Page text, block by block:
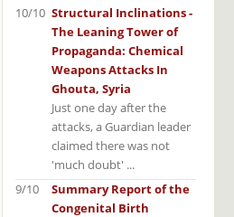
Structural Inclinations -
The Leaning Tower of
Propaganda: Chemical
Weapons Attacks In
Ghouta, Syria
Just one day after the
attacks, a Guardian leader
claimed there was not
'much doubt' ...
10/10
Summary Report of the
Congenital Birth
9/10